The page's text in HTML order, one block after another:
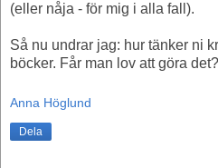
(eller nåja - för mig i alla fall).
Så nu undrar jag: hur tänker ni
böcker. Får man lov att göra det?
Anna Höglund
Dela